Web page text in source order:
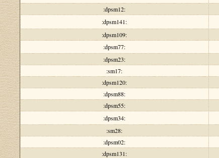
:dpsm12:
:dpsm141:
:dpsm109:
:dpsm77:
:dpsm23:
:sm17:
:dpsm120:
:dpsm88:
:dpsm55:
:dpsm34:
:sm28:
:dpsm02:
:dpsm131: